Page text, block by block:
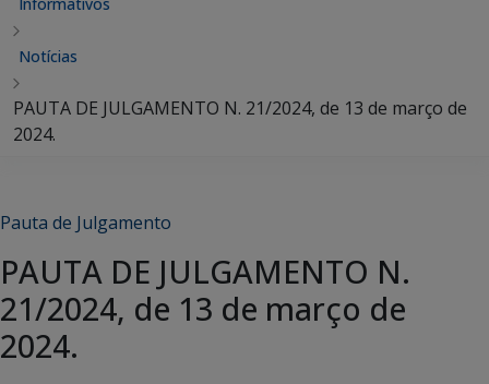
Notícias
PAUTA DE JULGAMENTO N. 21/2024, de 13 de março de
2024.
Pauta de Julgamento
PAUTA DE JULGAMENTO N.
21/2024, de 13 de março de
2024.